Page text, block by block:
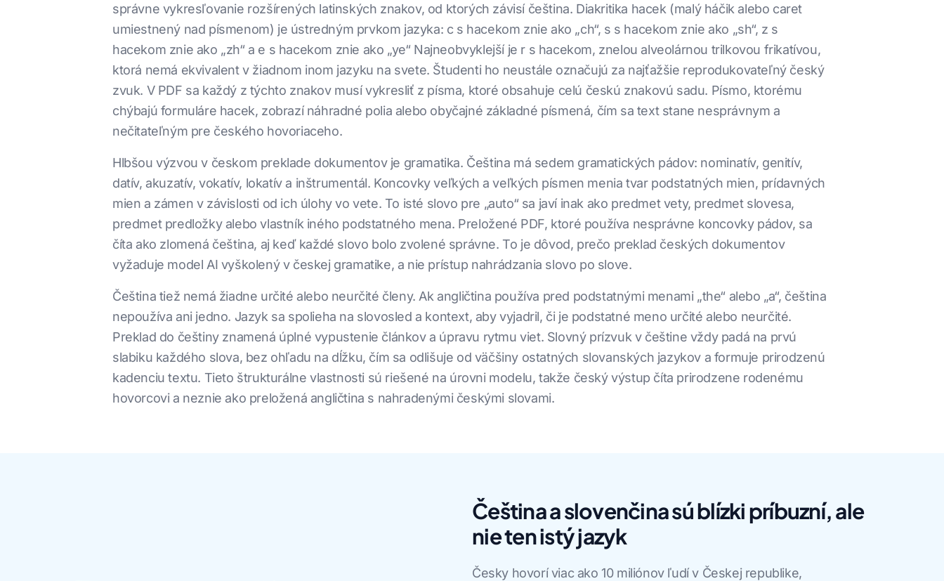
správne vykresľovanie rozšírených latinských znakov, od ktorých závisí čeština. Diakritika hacek (malý háčik alebo caret
umiestnený nad písmenom) je ústredným prvkom jazyka: c s hacekom znie ako „ch“, s s hacekom znie ako „sh“, z s
hacekom znie ako „zh“ a e s hacekom znie ako „ye“ Najneobvyklejší je r s hacekom, znelou alveolárnou trilkovou frikatívou,
ktorá nemá ekvivalent v žiadnom inom jazyku na svete. Študenti ho neustále označujú za najťažšie reprodukovateľný český
zvuk. V PDF sa každý z týchto znakov musí vykresliť z písma, ktoré obsahuje celú českú znakovú sadu. Písmo, ktorému
chýbajú formuláre hacek, zobrazí náhradné polia alebo obyčajné základné písmená, čím sa text stane nesprávnym a
nečitateľným pre českého hovoriaceho.
Hlbšou výzvou v českom preklade dokumentov je gramatika. Čeština má sedem gramatických pádov: nominatív, genitív,
datív, akuzatív, vokatív, lokatív a inštrumentál. Koncovky veľkých a veľkých písmen menia tvar podstatných mien, prídavných
mien a zámen v závislosti od ich úlohy vo vete. To isté slovo pre „auto“ sa javí inak ako predmet vety, predmet slovesa,
predmet predložky alebo vlastník iného podstatného mena. Preložené PDF, ktoré používa nesprávne koncovky pádov, sa
číta ako zlomená čeština, aj keď každé slovo bolo zvolené správne. To je dôvod, prečo preklad českých dokumentov
vyžaduje model AI vyškolený v českej gramatike, a nie prístup nahrádzania slovo po slove.
Čeština tiež nemá žiadne určité alebo neurčité členy. Ak angličtina používa pred podstatnými menami „the“ alebo „a“, čeština
nepoužíva ani jedno. Jazyk sa spolieha na slovosled a kontext, aby vyjadril, či je podstatné meno určité alebo neurčité.
Preklad do češtiny znamená úplné vypustenie článkov a úpravu rytmu viet. Slovný prízvuk v češtine vždy padá na prvú
slabiku každého slova, bez ohľadu na dĺžku, čím sa odlišuje od väčšiny ostatných slovanských jazykov a formuje prirodzenú
kadenciu textu. Tieto štrukturálne vlastnosti sú riešené na úrovni modelu, takže český výstup číta prirodzene rodenému
hovorcovi a neznie ako preložená angličtina s nahradenými českými slovami.
Čeština a slovenčina sú blízki príbuzní, ale
nie ten istý jazyk
Česky hovorí viac ako 10 miliónov ľudí v Českej republike,